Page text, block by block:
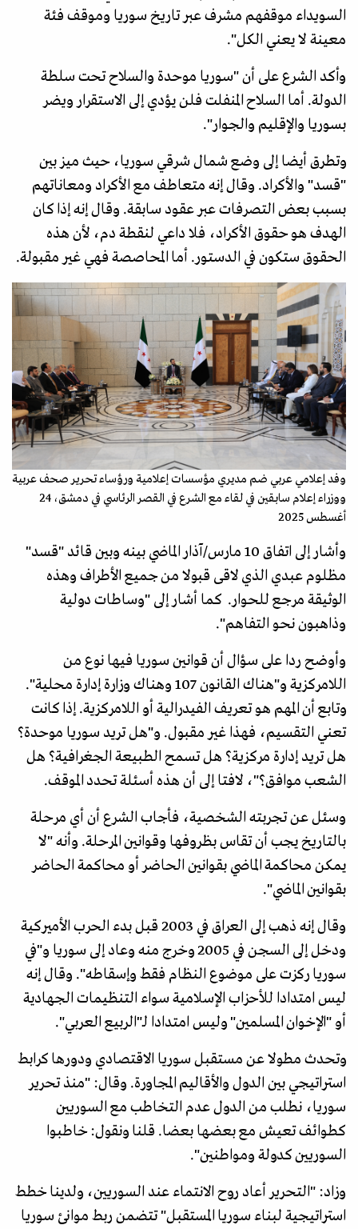
السويداء موقفهم مشرف عبر تاريخ سوريا وموقف فئة
معينة لا يعني الكل".
وأكد الشرع على أن "سوريا موحدة والسلاح تحت سلطة
الدولة. أما السلاح المنفلت فلن يؤدي إلى الاستقرار ويضر
بسوريا والإقليم والجوار".
وتطرق أيضا إلى وضع شمال شرقي سوريا، حيث ميز بين
"قسد" والأكراد. وقال إنه متعاطف مع الأكراد ومعاناتهم
بسبب بعض التصرفات عبر عقود سابقة. وقال إنه إذا كان
الهدف هو حقوق الأكراد، فلا داعي لنقطة دم، لأن هذه
الحقوق ستكون في الدستور. أما المحاصصة فهي غير مقبولة.
وفد إعلامي عربي ضم مديري مؤسسات إعلامية ورؤساء تحرير صحف عربية
ووزراء إعلام سابقين في لقاء مع الشرع في القصر الرئاسي في دمشق، 24
أغسطس 2025
وأشار إلى اتفاق 10 مارس/آذار الماضي بينه وبين قائد "قسد"
مظلوم عبدي الذي لاقى قبولا من جميع الأطراف وهذه
الوثيقة مرجع للحوار. كما أشار إلى "وساطات دولية
وذاهبون نحو التفاهم".
وأوضح ردا على سؤال أن قوانين سوريا فيها نوع من
اللامركزية و"هناك القانون 107 وهناك وزارة إدارة محلية".
وتابع أن المهم هو تعريف الفيدرالية أو اللامركزية. إذا كانت
تعني التقسيم، فهذا غير مقبول. و"هل تريد سوريا موحدة؟
هل تريد إدارة مركزية؟ هل تسمح الطبيعة الجغرافية؟ هل
الشعب موافق؟"، لافتا إلى أن هذه أسئلة تحدد الموقف.
وسئل عن تجربته الشخصية، فأجاب الشرع أن أي مرحلة
بالتاريخ يجب أن تقاس بظروفها وقوانين المرحلة. وأنه "لا
يمكن محاكمة الماضي بقوانين الحاضر أو محاكمة الحاضر
بقوانين الماضي".
وقال إنه ذهب إلى العراق في 2003 قبل بدء الحرب الأميركية
ودخل إلى السجن في 2005 وخرج منه وعاد إلى سوريا و"في
سوريا ركزت على موضوع النظام فقط وإسقاطه". وقال إنه
ليس امتدادا للأحزاب الإسلامية سواء التنظيمات الجهادية
أو "الإخوان المسلمين" وليس امتدادا لـ"الربيع العربي".
وتحدث مطولا عن مستقبل سوريا الاقتصادي ودورها كرابط
استراتيجي بين الدول والأقاليم المجاورة. وقال: "منذ تحرير
سوريا، نطلب من الدول عدم التخاطب مع السوريين
كطوائف تعيش مع بعضها بعضا. قلنا ونقول: خاطبوا
السوريين كدولة ومواطنين".
وزاد: "التحرير أعاد روح الانتماء عند السوريين، ولدينا خطط
استراتيجية لبناء سوريا المستقبل" تتضمن ربط موانئ سوريا